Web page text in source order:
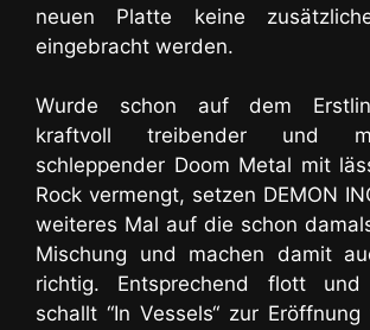
neuen Platte keine
eingebracht werden.
Wurde schon auf dem
kraftvoll treibender und
schleppender Doom Metal mit
Rock vermengt, setzen DEMON
weiteres Mal auf die schon
Mischung und machen damit
richtig. Entsprechend flott und
schallt “In Vessels“ zur Eröffnung